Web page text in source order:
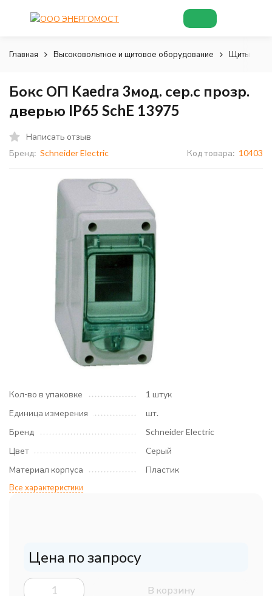
Главная Высоковольтное и щитовое оборудование Щиты и
Бокс ОП Kaedra 3мод. сер.с прозр.
дверью IP65 SchE 13975
Написать отзыв
Бренд: Schneider Electric Код товара: 10403
Кол-во в упаковке
1 штук
Единица измерения
шт.
Бренд
Schneider Electric
Цвет
Серый
Материал корпуса
Пластик
Все характеристики
Цена по запросу
В корзину